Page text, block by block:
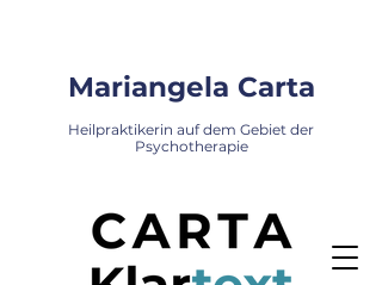
Mariangela Carta
Heilpraktikerin auf dem Gebiet der
Psychotherapie